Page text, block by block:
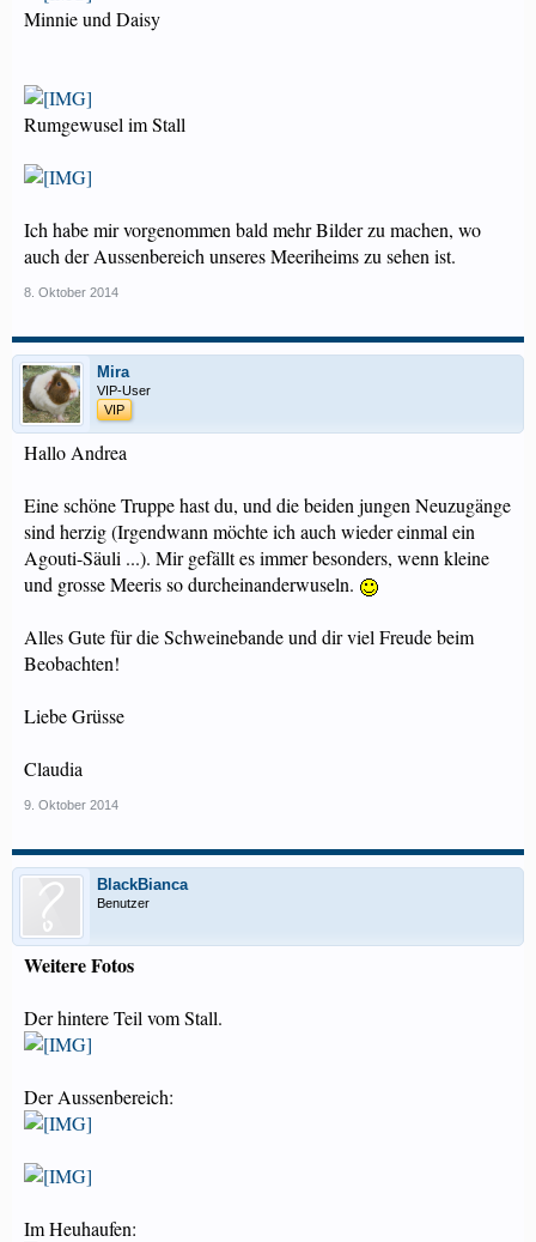
Minnie und Daisy
Rumgewusel im Stall
Ich habe mir vorgenommen bald mehr Bilder zu machen, wo
auch der Aussenbereich unseres Meeriheims zu sehen ist.
8. Oktober 2014
Mira
VIP-User
VIP
Hallo Andrea
Eine schöne Truppe hast du, und die beiden jungen Neuzugänge
sind herzig (Irgendwann möchte ich auch wieder einmal ein
Agouti-Säuli ...). Mir gefällt es immer besonders, wenn kleine
und grosse Meeris so durcheinanderwuseln.
Alles Gute für die Schweinebande und dir viel Freude beim
Beobachten!
Liebe Grüsse
Claudia
9. Oktober 2014
BlackBianca
Benutzer
Weitere Fotos
Der hintere Teil vom Stall.
Der Aussenbereich:
Im Heuhaufen: